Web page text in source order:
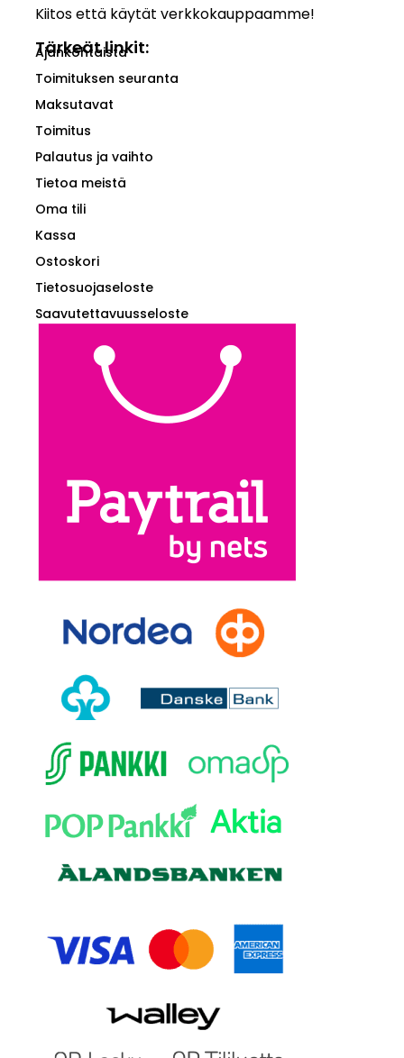
Kiitos että käytät verkkokauppaamme!
Tärkeät linkit:
Ajankohtaista
Toimituksen seuranta
Maksutavat
Toimitus
Palautus ja vaihto
Tietoa meistä
Oma tili
Kassa
Ostoskori
Tietosuojaseloste
Saavutettavuusseloste